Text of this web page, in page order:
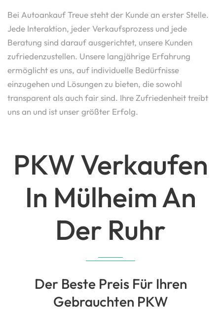
Bei Autoankauf Treue steht der Kunde an erster Stelle.
Jede Interaktion, jeder Verkaufsprozess und jede
Beratung sind darauf ausgerichtet, unsere Kunden
zufriedenzustellen. Unsere langjährige Erfahrung
ermöglicht es uns, auf individuelle Bedürfnisse
einzugehen und Lösungen zu bieten, die sowohl
transparent als auch fair sind. Ihre Zufriedenheit treibt
uns an und ist unser größter Erfolg.
PKW Verkaufen
In Mülheim An
Der Ruhr
Der Beste Preis Für Ihren
Gebrauchten PKW